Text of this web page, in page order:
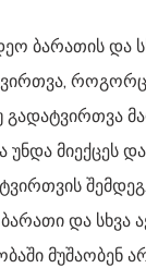
ბარათის და
გადატვირთვა
უნდა მიექცეს
და სხვა
მუშაობენ